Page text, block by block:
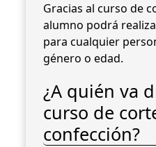
Gracias al curso de
alumno podrá
para cualquier
género o edad.
¿A quién va
curso de
confección?